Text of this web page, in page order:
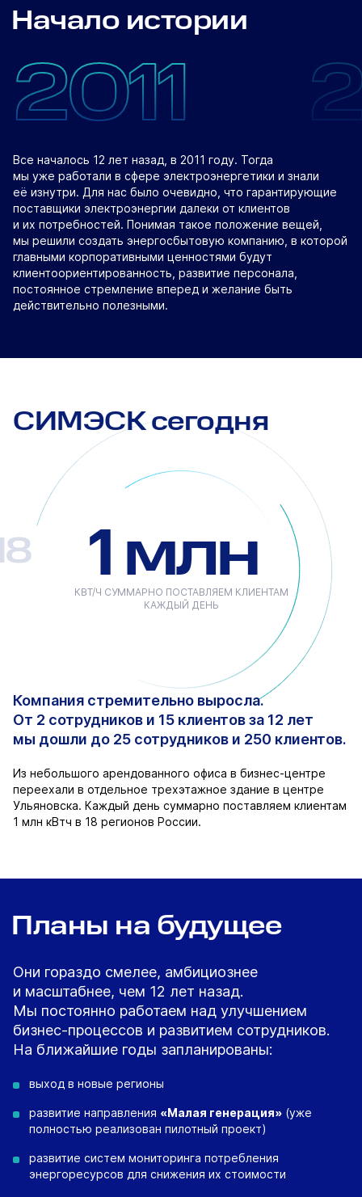
Начало истории
2011
Все началось 12 лет назад, в 2011 году. Тогда
мы уже работали в сфере электроэнергетики и знали
её изнутри. Для нас было очевидно, что гарантирующие
поставщики электроэнергии далеки от клиентов
и их потребностей. Понимая такое положение вещей,
мы решили создать энергосбытовую компанию, в которой
главными корпоративными ценностями будут
клиентоориентированность, развитие персонала,
постоянное стремление вперед и желание быть
действительно полезными.
СИМЭСК сегодня
1 млн
КВТ/Ч СУММАРНО ПОСТАВЛЯЕМ КЛИЕНТАМ
КАЖДЫЙ ДЕНЬ
Компания стремительно выросла.
От 2 сотрудников и 15 клиентов за 12 лет
мы дошли до 25 сотрудников и 250 клиентов.
Из небольшого арендованного офиса в бизнес-центре
переехали в отдельное трехэтажное здание в центре
Ульяновска. Каждый день суммарно поставляем клиентам
1 млн кВтч в 18 регионов России.
Планы на будущее
Они гораздо смелее, амбициознее
и масштабнее, чем 12 лет назад.
Мы постоянно работаем над улучшением
бизнес-процессов и развитием сотрудников.
На ближайшие годы запланированы:
выход в новые регионы
развитие направления «Малая генерация» (уже
полностью реализован пилотный проект)
развитие систем мониторинга потребления
энергоресурсов для снижения их стоимости